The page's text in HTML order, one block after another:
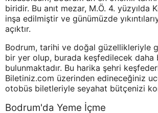
biridir. Bu anıt mezar, M.Ö. 4. yüzyılda
inşa edilmiştir ve günümüzde
açıktır.
Bodrum, tarihi ve doğal güzellikleriyle
bir yer olup, burada keşfedilecek daha
bulunmaktadır. Bu harika şehri
Biletiniz.com üzerinden edineceğiniz
otobüs biletleriyle seyahat bütçenizi
Bodrum'da Yeme İçme